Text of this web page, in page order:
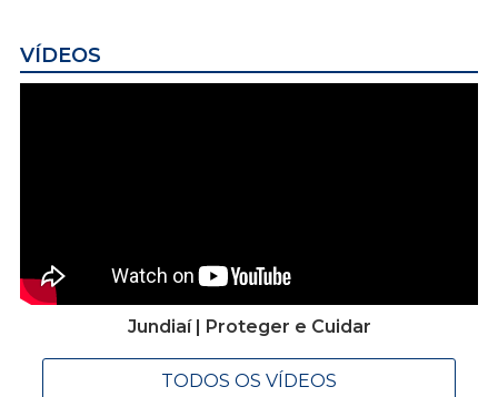
VÍDEOS
Jundiaí | Proteger e Cuidar
TODOS OS VÍDEOS